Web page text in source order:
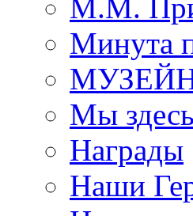
М.М.
Минута
Мы
Награды
Наши